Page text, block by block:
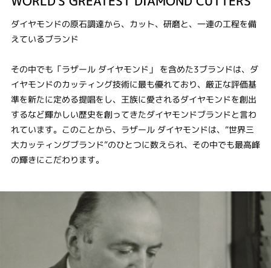
ダイヤモンドの原石調達から、カット、研磨と、一連の工程を備
えているブランド
その中でも「ラザール ダイヤモンド」 を含めた3ブランドは、ダ
イヤモンドのカッティング技術に最も優れており、厳正な評価基
準を新たに定める提唱をし、王族に愛されるダイヤモンドを創出
するなど輝かしい歴史を創ってきたダイヤモンドブランドと言わ
れています。このことから、ラザール ダイヤモンドは、“世界三
大カッティングブランド”のひとつに数えられ、その中でも最高峰
の輝きにこだわります。